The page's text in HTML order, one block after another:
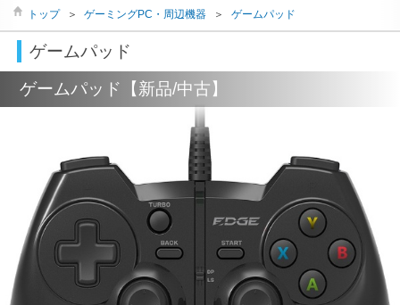
トップ ＞ ゲーミングPC・周辺機器 ＞ ゲームパッド
ゲームパッド
ゲームパッド【新品/中古】